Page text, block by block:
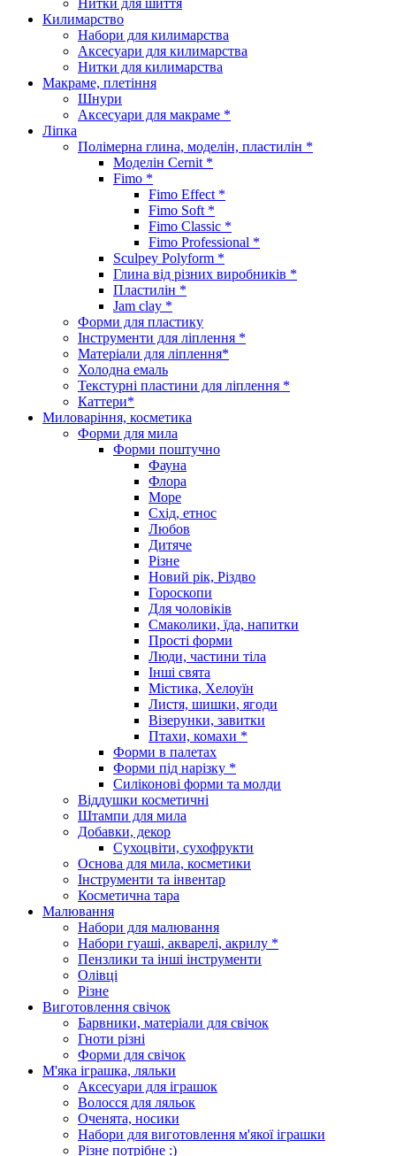
Килимарство
Набори для килимарства
Аксесуари для килимарства
Нитки для килимарства
Макраме, плетіння
Шнури
Аксесуари для макраме *
Ліпка
Полімерна глина, моделін, пластилін *
Моделін Cernit *
Fimo *
Fimo Effect *
Fimo Soft *
Fimo Classic *
Fimo Professional *
Sculpey Polyform *
Глина від різних виробників *
Пластилін *
Jam clay *
Форми для пластику
Інструменти для ліплення *
Матеріали для ліплення*
Холодна емаль
Текстурні пластини для ліплення *
Каттери*
Миловаріння, косметика
Форми для мила
Форми поштучно
Фауна
Флора
Море
Схід, етнос
Любов
Дитяче
Різне
Новий рік, Різдво
Гороскопи
Для чоловіків
Смаколики, їда, напитки
Прості форми
Люди, частини тіла
Інші свята
Містика, Хелоуїн
Листя, шишки, ягоди
Візерунки, завитки
Птахи, комахи *
Форми в палетах
Форми під нарізку *
Силіконові форми та молди
Віддушки косметичні
Штампи для мила
Добавки, декор
Сухоцвіти, сухофрукти
Основа для мила, косметики
Інструменти та інвентар
Косметична тара
Малювання
Набори для малювання
Набори гуаші, акварелі, акрилу *
Пензлики та інші інструменти
Олівці
Різне
Виготовлення свічок
Барвники, матеріали для свічок
Гноти різні
Форми для свічок
М'яка іграшка, ляльки
Аксесуари для іграшок
Волосся для ляльок
Оченята, носики
Набори для виготовлення м'якої іграшки
Різне потрібне :)